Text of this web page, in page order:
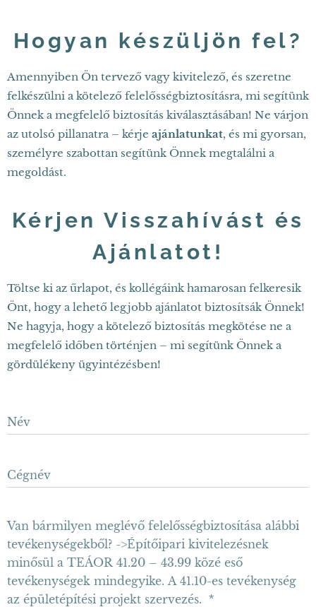
Hogyan készüljön fel?
Amennyiben Ön tervező vagy kivitelező, és szeretne
felkészülni a kötelező felelősségbiztosításra, mi segítünk
Önnek a megfelelő biztosítás kiválasztásában! Ne várjon
az utolsó pillanatra – kérje ajánlatunkat, és mi gyorsan,
személyre szabottan segítünk Önnek megtalálni a
megoldást.
Kérjen Visszahívást és
Ajánlatot!
Töltse ki az űrlapot, és kollégáink hamarosan felkeresik
Önt, hogy a lehető legjobb ajánlatot biztosítsák Önnek!
Ne hagyja, hogy a kötelező biztosítás megkötése ne a
megfelelő időben történjen – mi segítünk Önnek a
gördülékeny ügyintézésben!
Név
Cégnév
Van bármilyen meglévő felelősségbiztosítása alábbi
tevékenységekből? ->Építőipari kivitelezésnek
minősül a TEÁOR 41.20 – 43.99 közé eső
tevékenységek mindegyike. A 41.10-es tevékenység
az épületépítési projekt szervezés.